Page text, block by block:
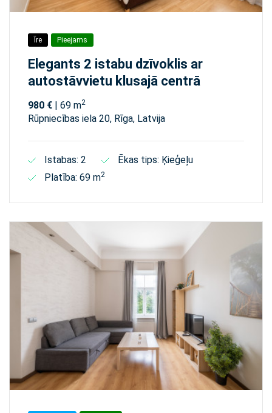
Īre Pieejams
Elegants 2 istabu dzīvoklis ar
autostāvvietu klusajā centrā
980 € | 69 m2
Rūpniecības iela 20, Rīga, Latvija
Istabas: 2
Ēkas tips: Ķieģeļu
Platība: 69 m2